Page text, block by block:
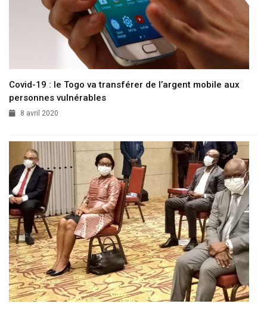
Covid-19 : le Togo va transférer de l’argent mobile aux
personnes vulnérables
8 avril 2020